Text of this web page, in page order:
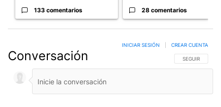
133 comentarios 28 comentarios
Conversación SIGA ESTA
SEGUIR
INICIAR SESIÓN CREAR CUENTA